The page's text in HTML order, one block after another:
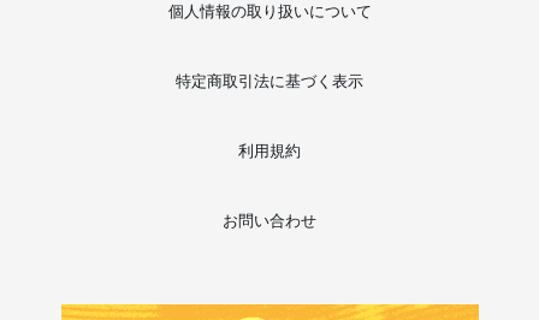
個人情報の取り扱いについて
特定商取引法に基づく表示
利用規約
お問い合わせ